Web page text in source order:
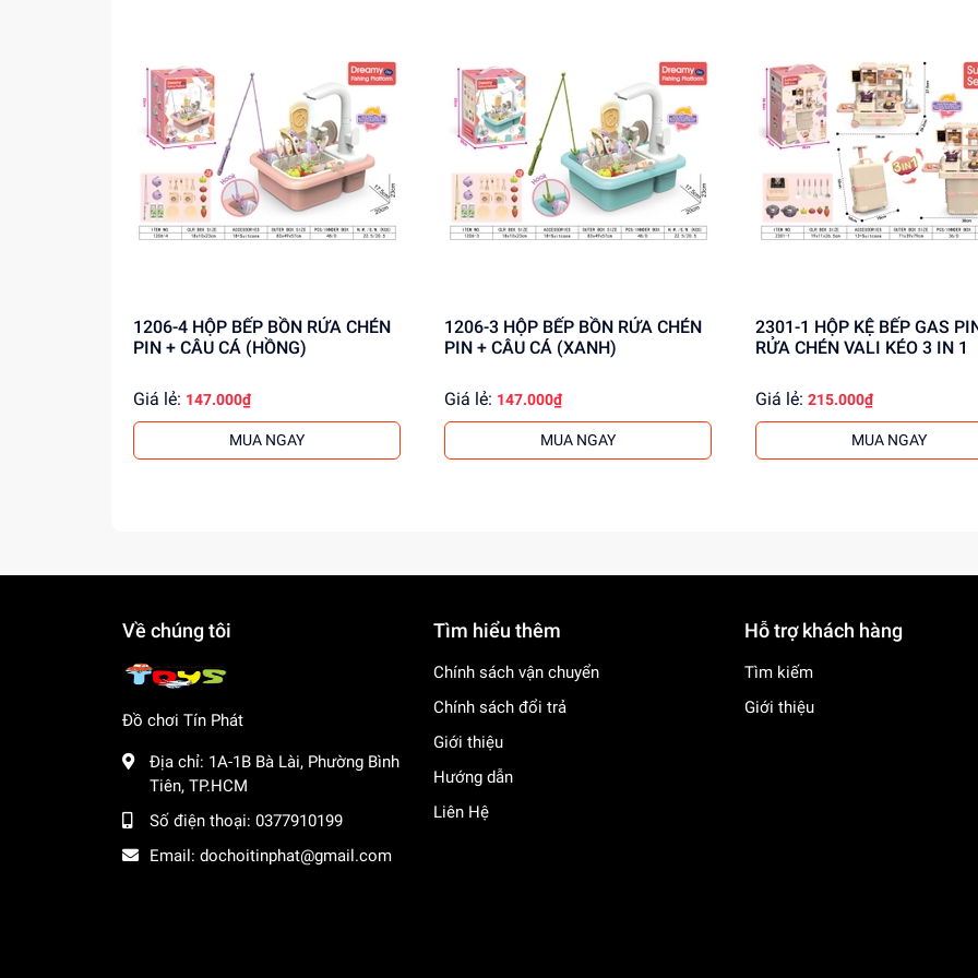
1206-4 HỘP BẾP BỒN RỬA CHÉN
PIN + CÂU CÁ (HỒNG)
Giá lẻ: 147.000₫
MUA NGAY
1206-3 HỘP BẾP BỒN RỬA CHÉN
PIN + CÂU CÁ (XANH)
Giá lẻ: 147.000₫
MUA NGAY
2301-1 HỘP KỆ BẾP GAS PIN BỒN
RỬA CHÉN VALI KÉO 3 IN 1
Giá lẻ: 215.000₫
MUA NGAY
Về chúng tôi
Đồ chơi Tín Phát
Địa chỉ: 1A-1B Bà Lài, Phường Bình
Tiên, TP.HCM
Số điện thoại: 0377910199
Email: dochoitinphat@gmail.com
Tìm hiểu thêm
Chính sách vận chuyển
Chính sách đổi trả
Giới thiệu
Hướng dẫn
Liên Hệ
Hỗ trợ khách hàng
Tìm kiếm
Giới thiệu